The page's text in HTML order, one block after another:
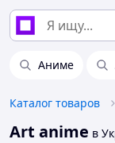
Аниме
Каталог товаров
Art anime в